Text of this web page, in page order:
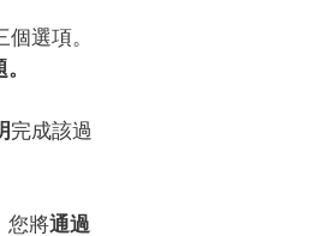
選項。
完成該過
您將通過